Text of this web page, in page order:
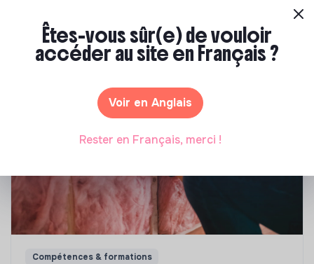
Marianne Roussel•09 janvier 2024
Compétences & formations
Êtes-vous sûr(e) de vouloir
accéder au site en Français ?
Voir en Anglais
Rester en Français, merci !